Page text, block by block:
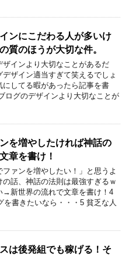
ンにこだわる人が多いけ
質のほうが大切な件。
ザインより大切なことがあるだ
デザイン適当すぎて笑えるでしょ
にしてる暇があったら記事を書
ログのデザインより大切なことが
を増やしたければ神話の
章を書け！
ファンを増やしたい！」と思うよ
話、神話の法則は最強すぎるｗ
新世界の流れで文章を書け！4
を書きたいなら・・・5 貧乏な人
は後発組でも稼げる！そ